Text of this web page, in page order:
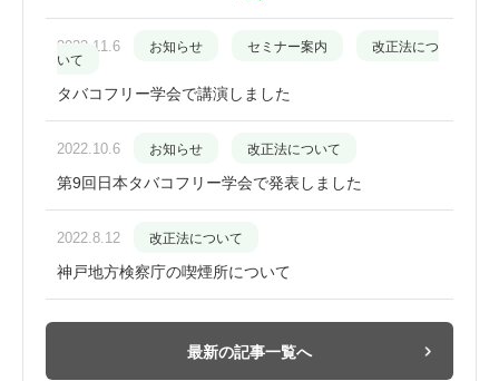
2023.11.6 お知らせ セミナー案内
改正法につ
いて
タバコフリー学会で講演しました
2022.10.6 お知らせ 改正法について
第9回日本タバコフリー学会で発表しました
2022.8.12 改正法について
神戸地方検察庁の喫煙所について
最新の記事一覧へ